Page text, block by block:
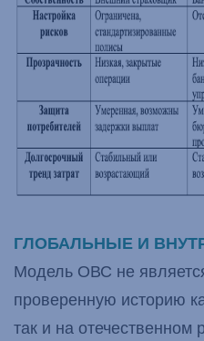
ГЛОБАЛЬНЫЕ И
Модель ОВС не
проверенную историю
так и на